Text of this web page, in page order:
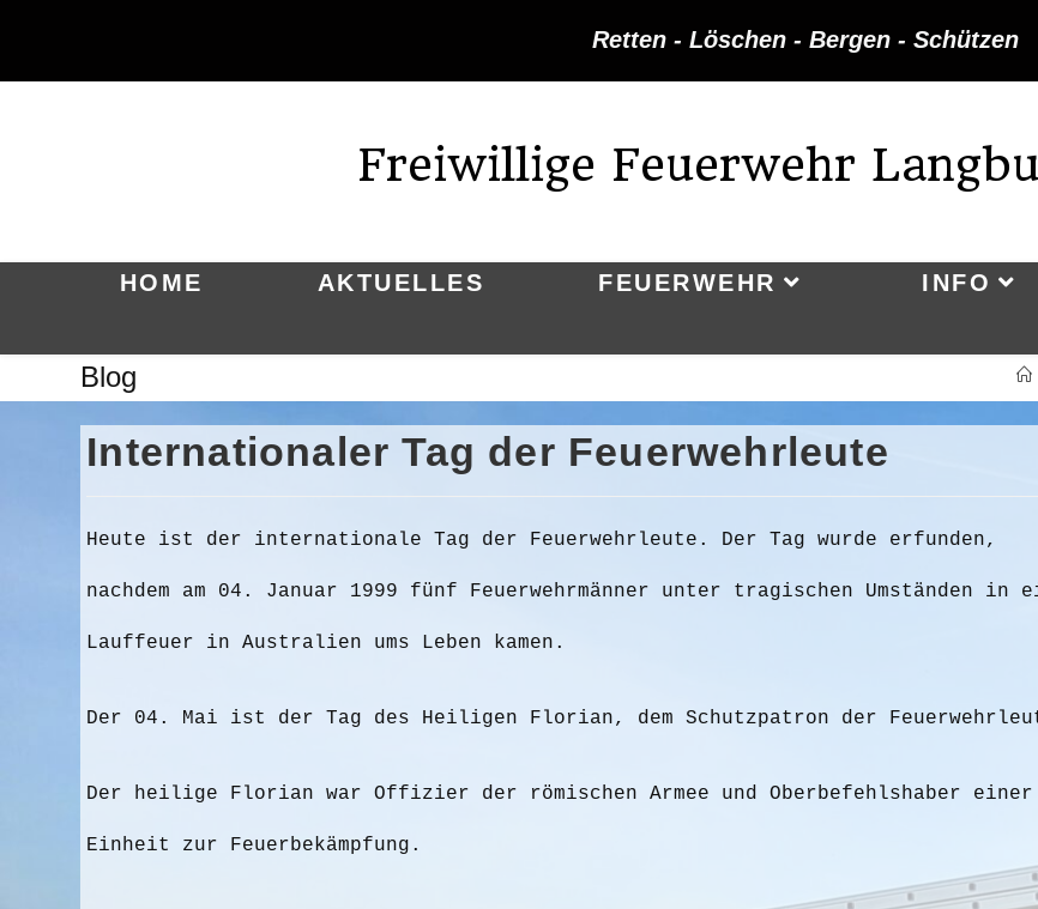
Retten - Löschen - Bergen - Schützen
Freiwillige Feuerwehr
HOME AKTUELLES FEUERWEHR INFO
Blog
Internationaler Tag der Feuerwehrleute
Heute ist der internationale Tag der Feuerwehrleute. Der Tag wurde erfunden,
nachdem am 04. Januar 1999 fünf Feuerwehrmänner unter tragischen Umständen in
Lauffeuer in Australien ums Leben kamen.
Der 04. Mai ist der Tag des Heiligen Florian, dem Schutzpatron der
Der heilige Florian war Offizier der römischen Armee und Oberbefehlshaber einer
Einheit zur Feuerbekämpfung.